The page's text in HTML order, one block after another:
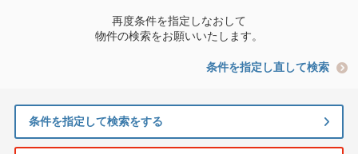
再度条件を指定しなおして
物件の検索をお願いいたします。
条件を指定し直して検索
条件を指定して検索をする